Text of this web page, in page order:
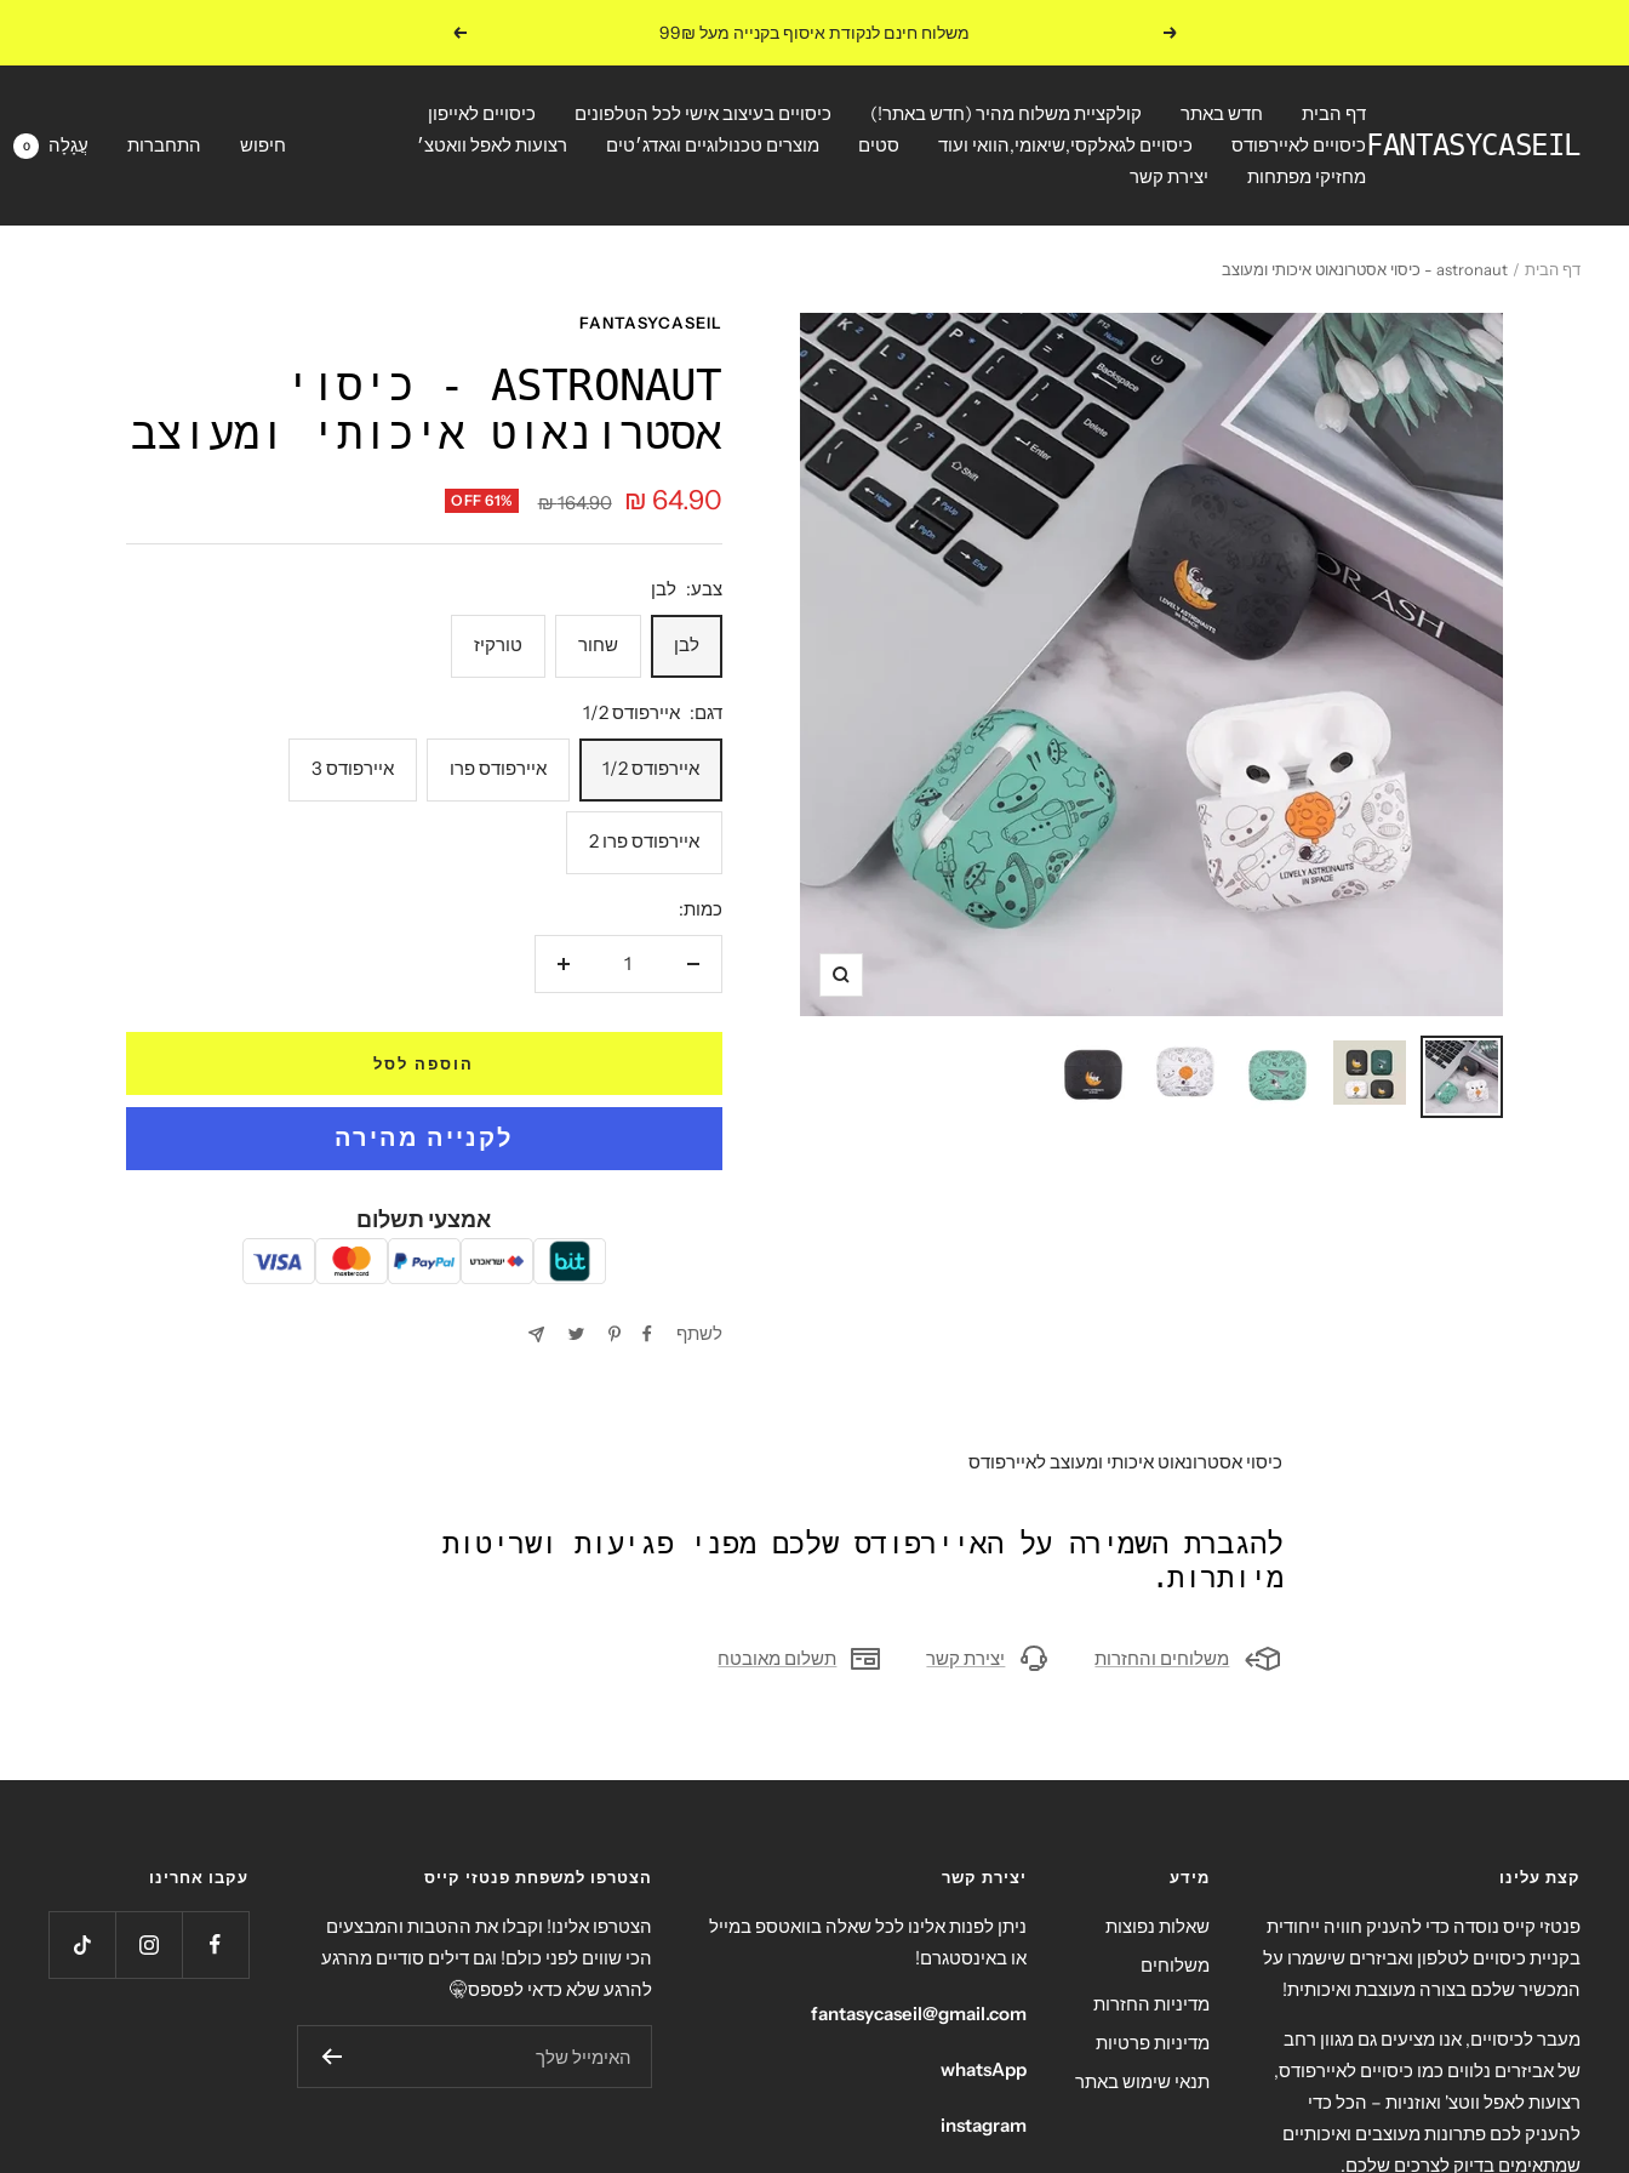
הקודם משלוח חינם לנקודת איסוף בקנייה מעל 99₪ הבא
דף הבית חדש באתר קולקציית משלוח מהיר (חדש באתר!) כיסויים בעיצוב אישי לכל הטלפונים
כיסויים לאייפון
כיסויים לאיירפודס
כיסויים לגאלקסי,שיאומי,הוואי ועוד סטים מוצרים טכנולוגיים וגאדג׳טים
רצועות לאפל וואטצ׳
מחזיקי מפתחות
יצירת קשר
FANTASYCASEIL חיפוש התחברות עֲגָלָה 0
דף הבית astronaut - כיסוי אסטרונאוט איכותי ומעוצב
תקריב
FANTASYCASEIL
ASTRONAUT - כיסוי
אסטרונאוט איכותי ומעוצב
מחיר
מבצע
64.90 ₪
מחיר
164.90 ₪
OFF 61%
צבע: לבן
לבן שחור טורקיז
דגם: איירפודס 1/2
איירפודס 1/2 איירפודס פרו איירפודס 3
איירפודס פרו 2
כמות:
הגדל
הוספה לסל
אמצעי תשלום
לשתף
כיסוי אסטרונאוט איכותי ומעוצב לאיירפודס
להגברת השמירה על האיירפודס שלכם מפני פגיעות ושריטות
מיותרות.
משלוחים והחזרות יצירת קשר תשלום מאובטח
קצת עלינו
פנטזי קייס נוסדה כדי להעניק חוויה ייחודית
בקניית כיסויים לטלפון ואביזרים שישמרו על
המכשיר שלכם בצורה מעוצבת ואיכותית!
מעבר לכיסויים, אנו מציעים גם מגוון רחב
של אביזרים נלווים כמו כיסויים לאיירפודס,
רצועות לאפל ווטצ' ואוזניות – הכל כדי
להעניק לכם פתרונות מעוצבים ואיכותיים
שמתאימים בדיוק לצרכים שלכם.
מידע
שאלות נפוצות
משלוחים
מדיניות החזרות
מדיניות פרטיות
תנאי שימוש באתר
יצירת קשר
ניתן לפנות אלינו לכל שאלה בוואטספ במייל
או באינסטגרם!
fantasycaseil@gmail.com
whatsApp
instagram
הצטרפו למשפחת פנטזי קייס
הצטרפו אלינו! וקבלו את ההטבות והמבצעים
הכי שווים לפני כולם! וגם דילים סודיים מהרגע
להרגע שלא כדאי לפספס🤫
האימייל שלך
עקבו אחרינו